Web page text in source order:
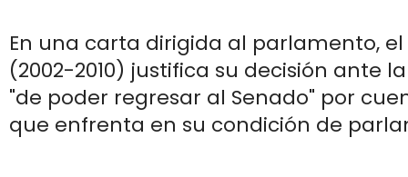
En una carta dirigida al parlamento,
(2002-2010) justifica su decisión ante
"de poder regresar al Senado" por
que enfrenta en su condición de